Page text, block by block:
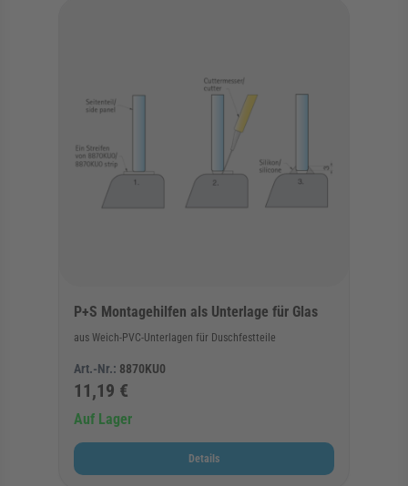
P+S Montagehilfen als Unterlage für Glas
aus Weich-PVC-Unterlagen für Duschfestteile
Art.-Nr.: 8870KU0
11,19 €
Auf Lager
Details